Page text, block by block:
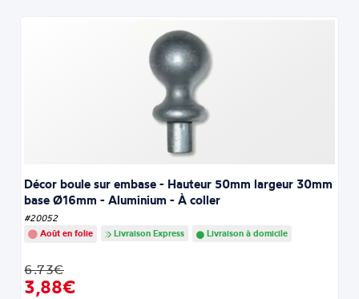
Décor boule sur embase - Hauteur 50mm largeur 30mm
base Ø16mm - Aluminium - À coller
#20052
Août en folie
Livraison Express Livraison à domicile
6.73€
3,88€